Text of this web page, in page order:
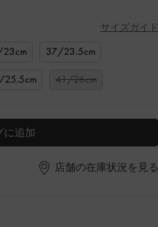
サイズガイド
37/23.5cm
41/26cm
に追加
店舗の在庫状況を見る